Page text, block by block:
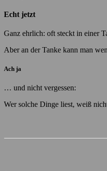
Echt jetzt
Ganz ehrlich: oft steckt in einer
Aber an der Tanke kann man
Ach ja
… und nicht vergessen:
Wer solche Dinge liest, weiß